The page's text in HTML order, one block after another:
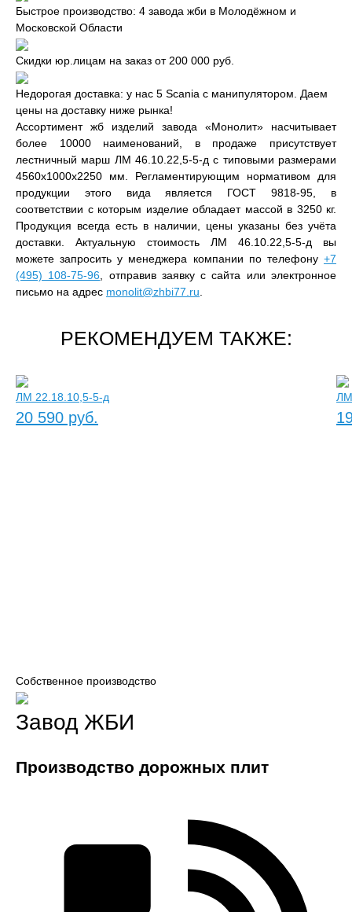
Быстрое производство: 4 завода жби в Молодёжном и
Московской Области
Скидки юр.лицам на заказ от 200 000 руб.
Недорогая доставка: у нас 5 Scania с манипулятором. Даем
цены на доставку ниже рынка!
Ассортимент жб изделий завода «Монолит» насчитывает
более 10000 наименований, в продаже присутствует
лестничный марш ЛМ 46.10.22,5-5-д с типовыми размерами
4560x1000x2250 мм. Регламентирующим нормативом для
продукции этого вида является ГОСТ 9818-95, в
соответствии с которым изделие обладает массой в 3250 кг.
Продукция всегда есть в наличии, цены указаны без учёта
доставки. Актуальную стоимость ЛМ 46.10.22,5-5-д вы
можете запросить у менеджера компании по телефону +7
(495) 108-75-96 , отправив заявку с сайта или электронное
письмо на адрес monolit@zhbi77.ru
РЕКОМЕНДУЕМ ТАКЖЕ:
ЛМ 22.18.10,5-5-д
20 590 руб.
ЛМ
Собственное производство
Завод ЖБИ
Производство дорожных плит